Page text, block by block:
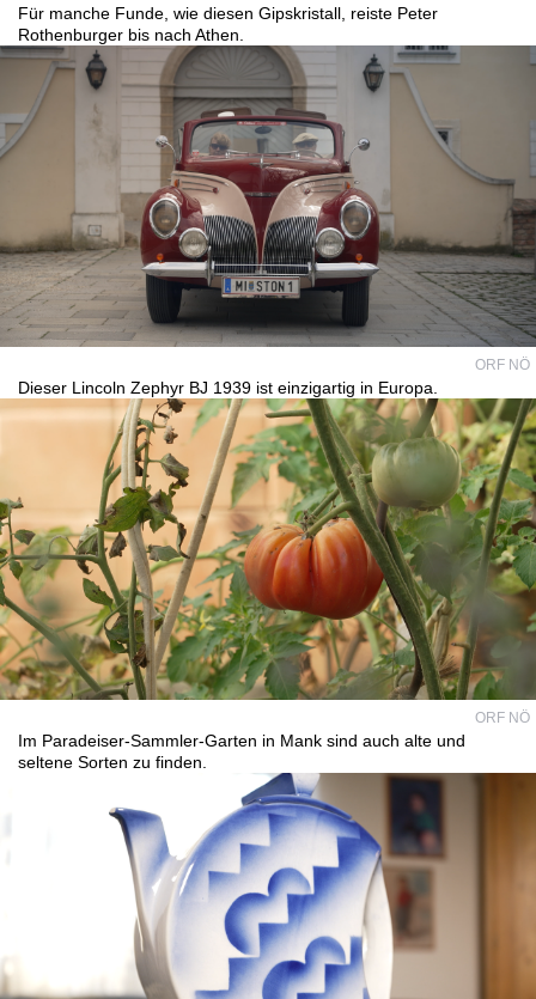
Für manche Funde, wie diesen Gipskristall, reiste Peter
Rothenburger bis nach Athen.
ORF NÖ
Dieser Lincoln Zephyr BJ 1939 ist einzigartig in Europa.
ORF NÖ
Im Paradeiser-Sammler-Garten in Mank sind auch alte und
seltene Sorten zu finden.